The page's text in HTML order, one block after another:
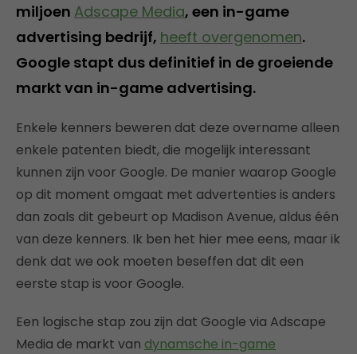
miljoen Adscape Media, een in-game
advertising bedrijf, heeft overgenomen.
Google stapt dus definitief in de groeiende
markt van in-game advertising.
Enkele kenners beweren dat deze overname alleen
enkele patenten biedt, die mogelijk interessant
kunnen zijn voor Google. De manier waarop Google
op dit moment omgaat met advertenties is anders
dan zoals dit gebeurt op Madison Avenue, aldus één
van deze kenners. Ik ben het hier mee eens, maar ik
denk dat we ook moeten beseffen dat dit een
eerste stap is voor Google.
Een logische stap zou zijn dat Google via Adscape
Media de markt van dynamsche in-game